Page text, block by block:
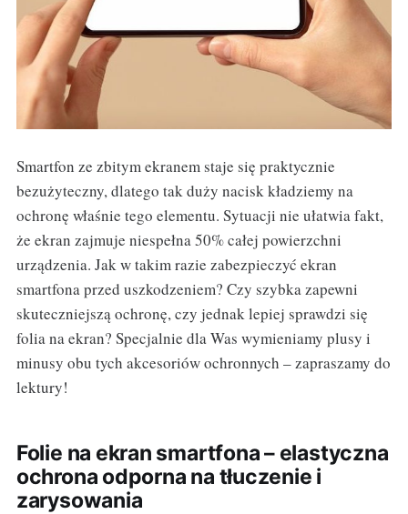
Smartfon ze zbitym ekranem staje się praktycznie
bezużyteczny, dlatego tak duży nacisk kładziemy na
ochronę właśnie tego elementu. Sytuacji nie ułatwia fakt,
że ekran zajmuje niespełna 50% całej powierzchni
urządzenia. Jak w takim razie zabezpieczyć ekran
smartfona przed uszkodzeniem? Czy szybka zapewni
skuteczniejszą ochronę, czy jednak lepiej sprawdzi się
folia na ekran? Specjalnie dla Was wymieniamy plusy i
minusy obu tych akcesoriów ochronnych – zapraszamy do
lektury!
Folie na ekran smartfona – elastyczna
ochrona odporna na tłuczenie i
zarysowania